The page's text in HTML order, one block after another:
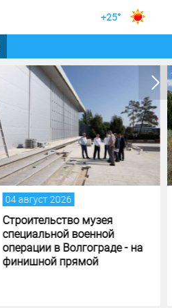
+25°
02 август 2026
Жителей и гостей
Волгоградской области
приглашают принять
участие в фотоконкурсе